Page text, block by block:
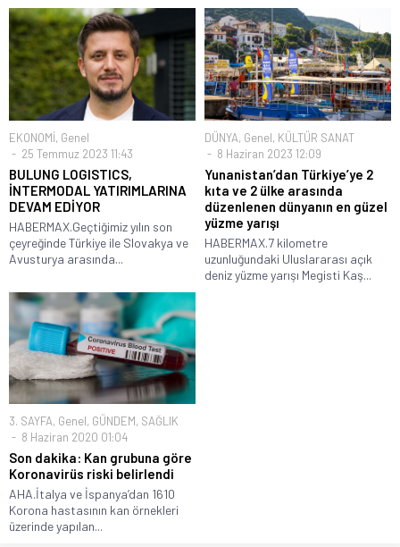
EKONOMİ, Genel
25 Temmuz 2023 11:43
BULUNG LOGISTICS,
İNTERMODAL YATIRIMLARINA
DEVAM EDİYOR
HABERMAX.Geçtiğimiz yılın son
çeyreğinde Türkiye ile Slovakya ve
Avusturya arasında...
DÜNYA, Genel, KÜLTÜR SANAT
8 Haziran 2023 12:09
Yunanistan’dan Türkiye’ye 2
kıta ve 2 ülke arasında
düzenlenen dünyanın en güzel
yüzme yarışı
HABERMAX.7 kilometre
uzunluğundaki Uluslararası açık
deniz yüzme yarışı Megisti Kaş...
3. SAYFA, Genel, GÜNDEM, SAĞLIK
8 Haziran 2020 01:04
Son dakika: Kan grubuna göre
Koronavirüs riski belirlendi
AHA.İtalya ve İspanya’dan 1610
Korona hastasının kan örnekleri
üzerinde yapılan...